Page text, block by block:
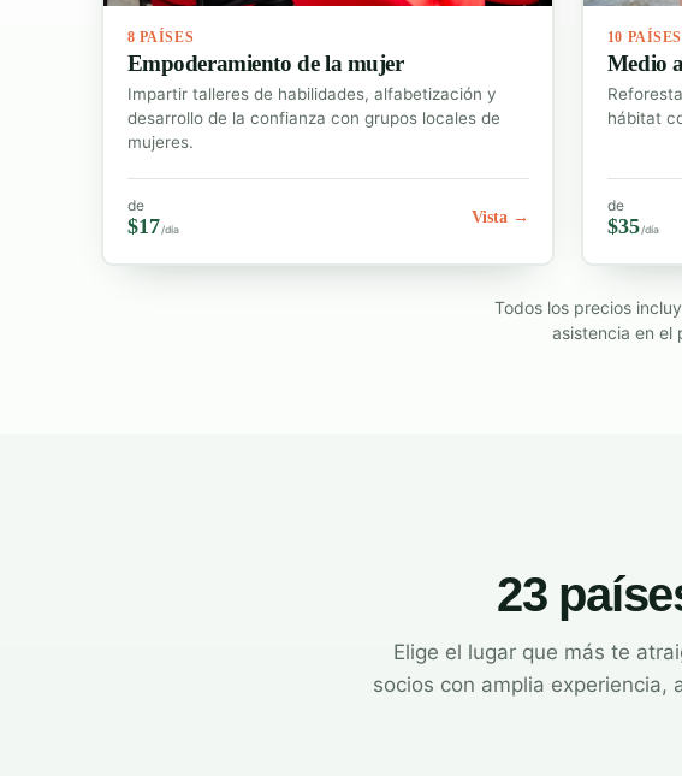
8 PAÍSES
Empoderamiento de la mujer
Impartir talleres de habilidades, alfabetización y
desarrollo de la confianza con grupos locales de
mujeres.
de
$17/día
Vista →
10 PAÍSES
Medio
hábitat
de
$35/día
Todos los precios
asistencia en el
23
Elige el lugar que más te
socios con amplia experiencia,